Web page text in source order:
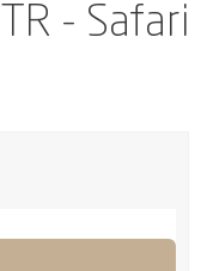
- Safari